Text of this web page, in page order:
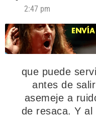
2:47 pm
que puede
antes de
asemeje a
de resaca. Y